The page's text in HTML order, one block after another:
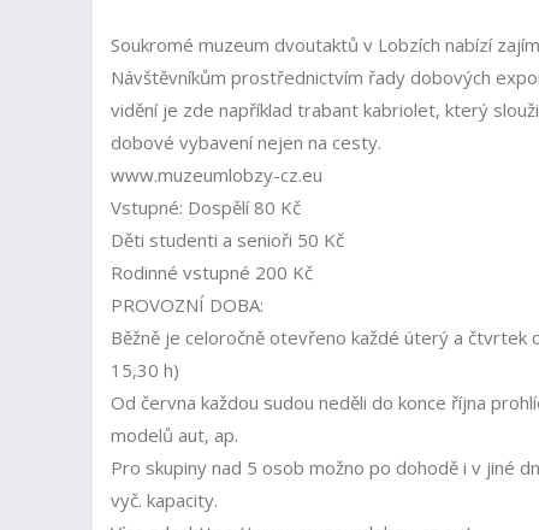
Soukromé muzeum dvoutaktů v Lobzích nabízí
Návštěvníkům prostřednictvím řady dobových
vidění je zde například trabant kabriolet, který
dobové vybavení nejen na cesty.
www.muzeumlobzy-cz.eu
Vstupné: Dospělí 80 Kč
Děti studenti a senioři 50 Kč
Rodinné vstupné 200 Kč
PROVOZNÍ DOBA:
Běžně je celoročně otevřeno každé úterý a
15,30 h)
Od června každou sudou neděli do konce října
modelů aut, ap.
Pro skupiny nad 5 osob možno po dohodě i v jiné
vyč. kapacity.